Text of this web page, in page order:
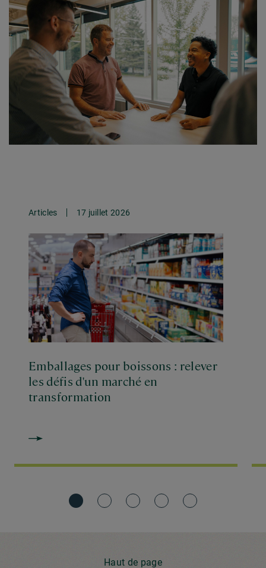
Articles 17 juillet 2026
Emballages pour boissons : relever
les défis d'un marché en
transformation
Haut de page